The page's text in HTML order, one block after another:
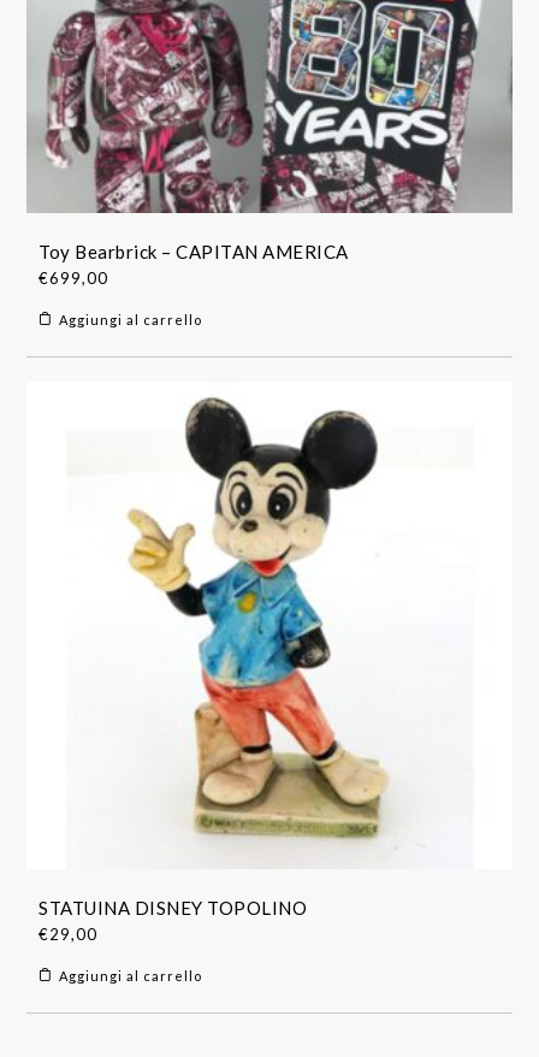
Toy Bearbrick – CAPITAN AMERICA
€699,00
Aggiungi al carrello
STATUINA DISNEY TOPOLINO
€29,00
Aggiungi al carrello